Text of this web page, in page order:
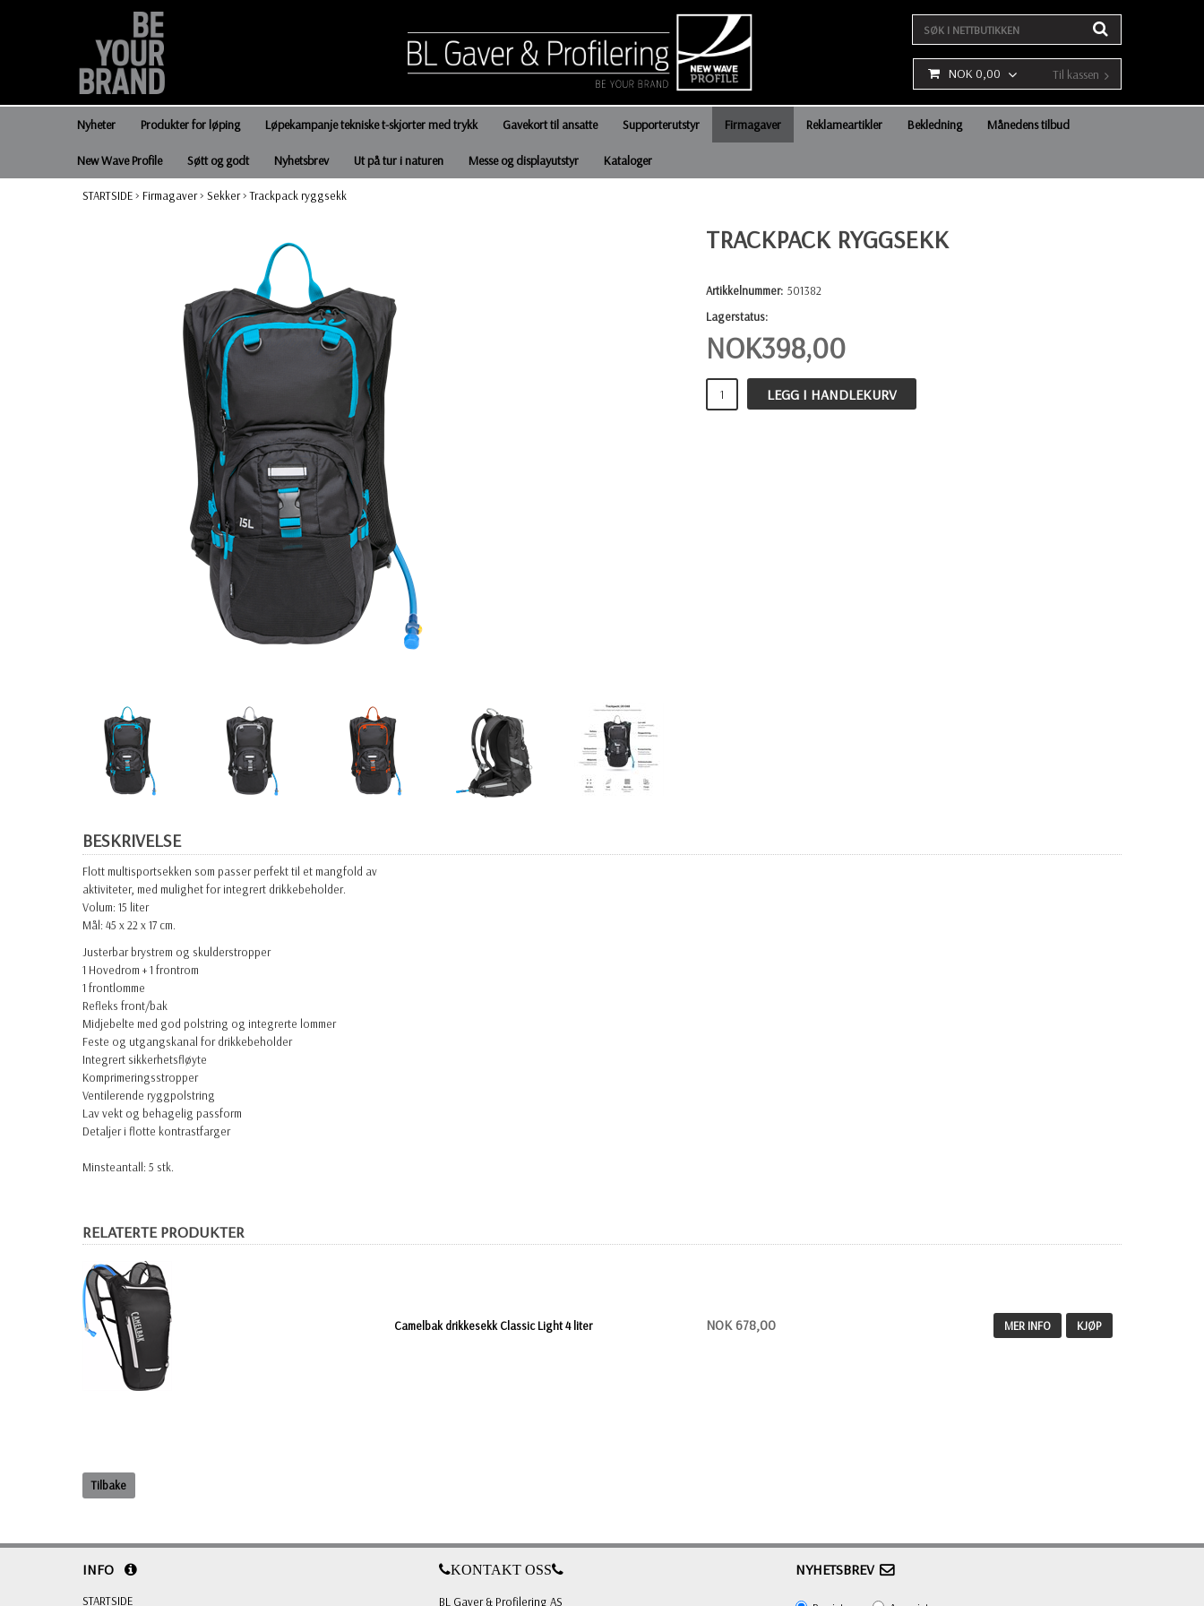
NOK 0,00 Til kassen
Nyheter Produkter for løping Løpekampanje tekniske t-skjorter med trykk Gavekort til ansatte Supporterutstyr Firmagaver Reklameartikler Bekledning Månedens tilbud
New Wave Profile Søtt og godt Nyhetsbrev Ut på tur i naturen Messe og displayutstyr Kataloger
STARTSIDE> Firmagaver> Sekker>Trackpack ryggsekk
TRACKPACK RYGGSEKK
Artikkelnummer: 501382
Lagerstatus:
NOK398,00
LEGG I HANDLEKURV
BESKRIVELSE
Flott multisportsekken som passer perfekt til et mangfold av
aktiviteter, med mulighet for integrert drikkebeholder.
Volum: 15 liter
Mål: 45 x 22 x 17 cm.
Justerbar brystrem og skulderstropper
1 Hovedrom + 1 frontrom
1 frontlomme
Refleks front/bak
Midjebelte med god polstring og integrerte lommer
Feste og utgangskanal for drikkebeholder
Integrert sikkerhetsfløyte
Komprimeringsstropper
Ventilerende ryggpolstring
Lav vekt og behagelig passform
Detaljer i flotte kontrastfarger
Minsteantall: 5 stk.
RELATERTE PRODUKTER
Camelbak drikkesekk Classic Light 4 liter NOK 678,00 KJØP
MER INFO
Tilbake
INFO
STARTSIDE
KONTAKT OSS
BL Gaver & Profilering AS
NYHETSBREV